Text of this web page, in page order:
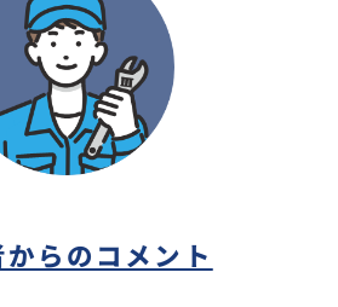
らのコメント